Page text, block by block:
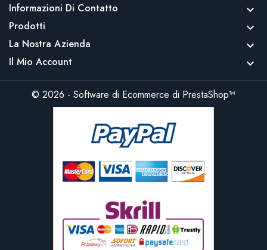
Informazioni Di Contatto 
Prodotti 
La Nostra Azienda 
Il Mio Account 
© 2026 - Software di Ecommerce di PrestaShop™